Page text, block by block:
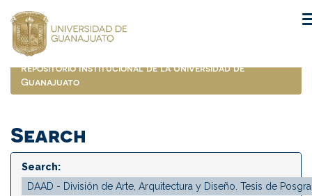
navigation
Repositorio Institucional de la Universidad de
Guanajuato
Search
Search: